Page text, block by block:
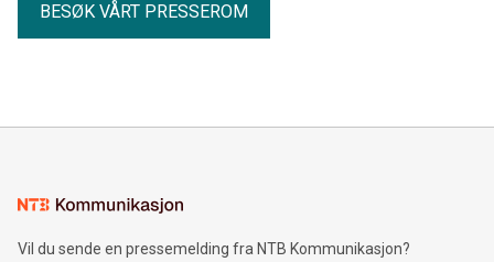
BESØK VÅRT PRESSEROM
Vil du sende en pressemelding fra NTB Kommunikasjon?